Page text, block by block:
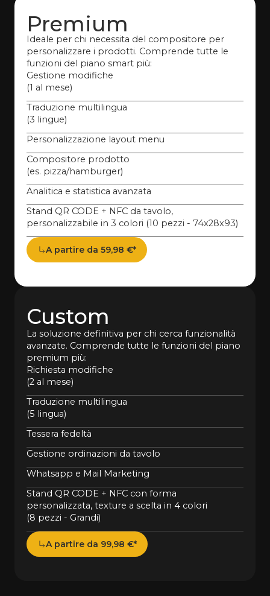
Premium
Ideale per chi necessita del compositore per
personalizzare i prodotti. Comprende tutte le
funzioni del piano smart più:
Gestione modifiche
(1 al mese)
Traduzione multilingua
(3 lingue)
Personalizzazione layout menu
Compositore prodotto
(es. pizza/hamburger)
Analitica e statistica avanzata
Stand QR CODE + NFC da tavolo,
personalizzabile in 3 colori (10 pezzi - 74x28x93)
A partire da 59,98 €*
Custom
La soluzione definitiva per chi cerca funzionalità
avanzate. Comprende tutte le funzioni del piano
premium più:
Richiesta modifiche
(2 al mese)
Traduzione multilingua
(5 lingua)
Tessera fedeltà
Gestione ordinazioni da tavolo
Whatsapp e Mail Marketing
Stand QR CODE + NFC con forma
personalizzata, texture a scelta in 4 colori
(8 pezzi - Grandi)
A partire da 99,98 €*